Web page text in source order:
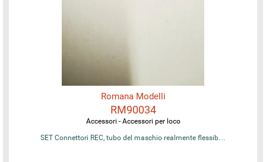
Romana Modelli
RM90034
Accessori - Accessori per loco
SET Connettori REC, tubo del maschio realmente flessib…